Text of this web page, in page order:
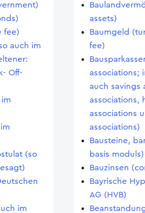
fee)
auch im
Off-
(so
im
assets)
Baumgeld
fee)
associations;
auch savings
associations,
associations
associations)
Bausteine,
basis moduls)
Bauzinsen
Bayrische
AG (HVB)